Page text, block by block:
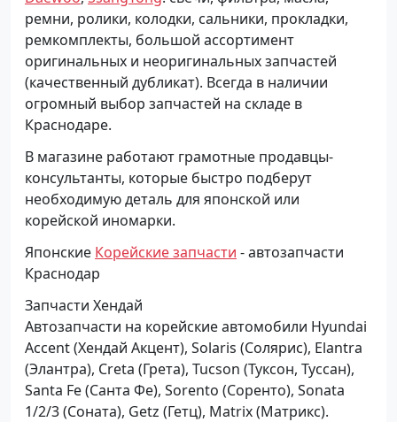
ремни, ролики, колодки, сальники, прокладки,
ремкомплекты, большой ассортимент
оригинальных и неоригинальных запчастей
(качественный дубликат). Всегда в наличии
огромный выбор запчастей на складе в
Краснодаре.
В магазине работают грамотные продавцы-
консультанты, которые быстро подберут
необходимую деталь для японской или
корейской иномарки.
Японские Корейские запчасти - автозапчасти
Краснодар
Запчасти Хендай
Автозапчасти на корейские автомобили Hyundai
Accent (Хендай Акцент), Solaris (Солярис), Elantra
(Элантра), Creta (Грета), Tucson (Туксон, Туссан),
Santa Fe (Санта Фе), Sorento (Соренто), Sonata
1/2/3 (Соната), Getz (Гетц), Matrix (Матрикс).